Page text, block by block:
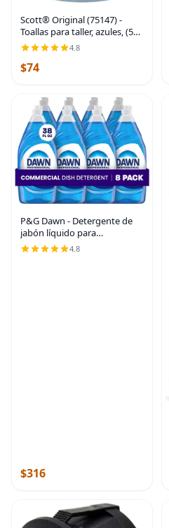
Scott® Original (75147) -
Toallas para taller, azules, (55
toallas por rollo, 12 rollos por
4.8
$74
P&G Dawn - Detergente de
jabón líquido para
lavavajillas, desengrasante a
granel que elimina los
4.8
$316